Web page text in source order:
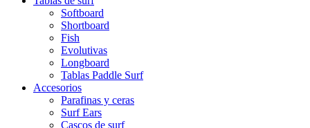
Softboard
Shortboard
Fish
Evolutivas
Longboard
Tablas Paddle Surf
Accesorios
Parafinas y ceras
Surf Ears
Cascos de surf